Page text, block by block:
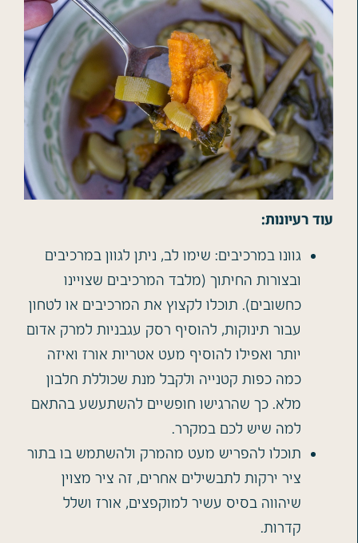
עוד רעיונות:
גוונו במרכיבים: שימו לב, ניתן לגוון במרכיבים
ובצורות החיתוך (מלבד המרכיבים שצויינו
כחשובים). תוכלו לקצוץ את המרכיבים או לטחון
עבור תינוקות, להוסיף רסק עגבניות למרק אדום
יותר ואפילו להוסיף מעט אטריות אורז ואיזה
כמה כפות קטנייה ולקבל מנת שכוללת חלבון
מלא. כך שהרגישו חופשיים להשתעשע בהתאם
למה שיש לכם במקרר.
תוכלו להפריש מעט מהמרק ולהשתמש בו בתור
ציר ירקות לתבשילים אחרים, זה ציר מצוין
שיהווה בסיס עשיר למוקפצים, אורז ושלל
קדרות.